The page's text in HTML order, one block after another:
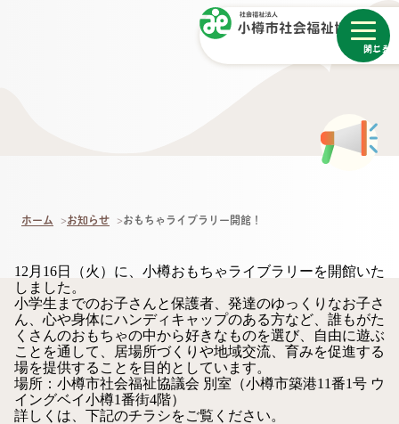
メニュー
閉じる
ホーム お知らせ おもちゃライブラリー開館！
12月16日（火）に、小樽おもちゃライブラリーを開館いた
しました。
小学生までのお子さんと保護者、発達のゆっくりなお子さ
ん、心や身体にハンディキャップのある方など、誰もがた
くさんのおもちゃの中から好きなものを選び、自由に遊ぶ
ことを通して、居場所づくりや地域交流、育みを促進する
場を提供することを目的としています。
場所：小樽市社会福祉協議会 別室（小樽市築港11番1号 ウ
イングベイ小樽1番街4階）
詳しくは、下記のチラシをご覧ください。